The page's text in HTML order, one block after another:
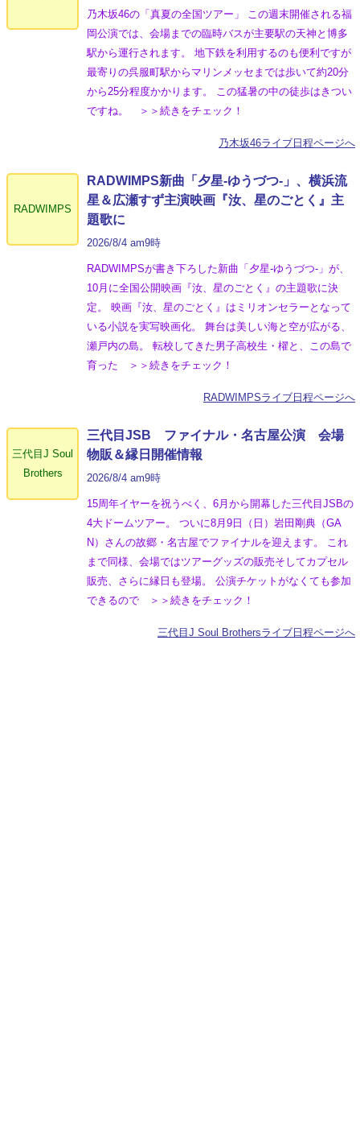
乃木坂46の「真夏の全国ツアー」 この週末開催される福
岡公演では、会場までの臨時バスが主要駅の天神と博多
駅から運行されます。 地下鉄を利用するのも便利ですが
最寄りの呉服町駅からマリンメッセまでは歩いて約20分
から25分程度かかります。 この猛暑の中の徒歩はきつい
ですね。 ＞＞続きをチェック！
乃木坂46ライブ日程ページへ
RADWIMPS
RADWIMPS新曲「夕星-ゆうづつ-」、横浜流
星＆広瀬すず主演映画『汝、星のごとく』主
題歌に
2026/8/4 am9時
RADWIMPSが書き下ろした新曲「夕星-ゆうづつ-」が、
10月に全国公開映画『汝、星のごとく』の主題歌に決
定。 映画『汝、星のごとく』はミリオンセラーとなって
いる小説を実写映画化。 舞台は美しい海と空が広がる、
瀬戸内の島。 転校してきた男子高校生・櫂と、この島で
育った ＞＞続きをチェック！
RADWIMPSライブ日程ページへ
三代目J Soul
Brothers
三代目JSB ファイナル・名古屋公演 会場
物販＆縁日開催情報
2026/8/4 am9時
15周年イヤーを祝うべく、6月から開幕した三代目JSBの
4大ドームツアー。 ついに8月9日（日）岩田剛典（GA
N）さんの故郷・名古屋でファイナルを迎えます。 これ
まで同様、会場ではツアーグッズの販売そしてカプセル
販売、さらに縁日も登場。 公演チケットがなくても参加
できるので ＞＞続きをチェック！
三代目J Soul Brothersライブ日程ページへ